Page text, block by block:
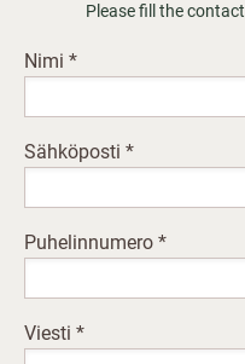
Please fill the
Nimi *
Sähköposti *
Puhelinnumero *
Viesti *